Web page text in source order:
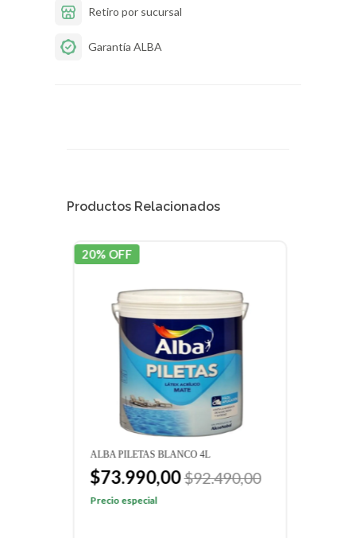
Retiro por sucursal
Garantía ALBA
Productos Relacionados
20% OFF
ALBA PILETAS BLANCO 4L
$73.990,00$92.490,00
Precio especial